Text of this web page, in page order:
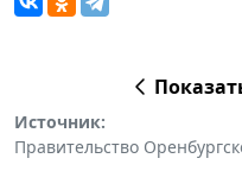
Источник:
Правительство